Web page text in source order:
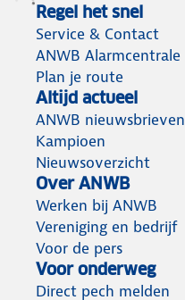
Regel het snel
Service & Contact
ANWB Alarmcentrale
Plan je route
Altijd actueel
ANWB nieuwsbrieven
Kampioen
Nieuwsoverzicht
Over ANWB
Werken bij ANWB
Vereniging en bedrijf
Voor de pers
Voor onderweg
Direct pech melden